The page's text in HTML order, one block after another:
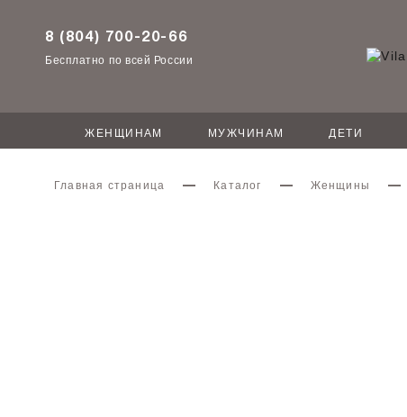
8 (804) 700-20-66
Бесплатно по всей России
ЖЕНЩИНАМ МУЖЧИНАМ ДЕТИ
Главная страница Каталог Женщины